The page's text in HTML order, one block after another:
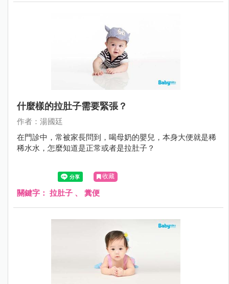
什麼樣的拉肚子需要緊張？
作者：湯國廷
在門診中，常被家長問到，喝母奶的嬰兒，本身大便就是稀
稀水水，怎麼知道是正常或者是拉肚子？
收藏
關鍵字： 拉肚子 、 糞便